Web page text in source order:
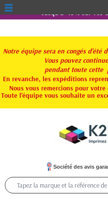
Jusqu'à -15% sur vos
Notre équipe sera en congés d'été
Vous pouvez
pendant toute cette
En revanche, les expéditions
Nous vous remercions pour
Toute l'équipe vous souhaite un
Société des avis